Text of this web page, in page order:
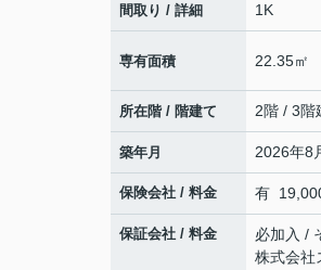
間取り / 詳細 1K
専有面積 22.35㎡
所在階 / 階建て 2階 / 3階
築年月 2026年8
保険会社 / 料金 有
保証会社 / 料金
必加入 /
株式会社